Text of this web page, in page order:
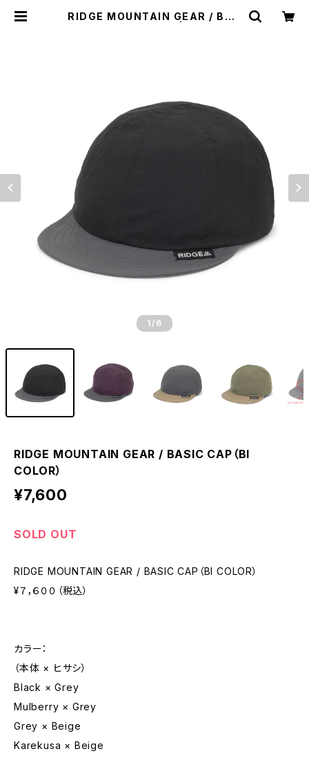
RIDGE MOUNTAIN GEAR / BAS
1 /6
RIDGE MOUNTAIN GEAR / BASIC CAP（BI
COLOR）
¥7,600
SOLD OUT
RIDGE MOUNTAIN GEAR / BASIC CAP（BI COLOR）
¥７，６００（税込）
カラー：
（本体 × ヒサシ）
Black × Grey
Mulberry × Grey
Grey × Beige
Karekusa × Beige